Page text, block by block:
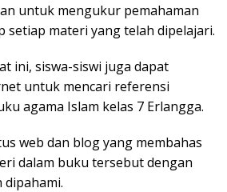
untuk mengukur pemahaman
setiap materi yang telah dipelajari.
ini, siswa-siswi juga dapat
untuk mencari referensi
agama Islam kelas 7 Erlangga.
web dan blog yang membahas
dalam buku tersebut dengan
dipahami.